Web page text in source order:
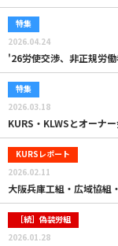
特集
2026.04.24
'26労使交渉、非正規労
特集
2026.03.18
KURS・KLWSとオーナ
KURSレポート
2026.02.11
大阪兵庫工組・広域協組
［続］偽装労組
2026.01.28